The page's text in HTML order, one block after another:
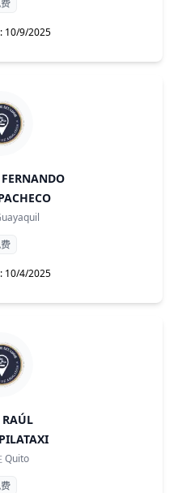
10/9/2025
10/4/2025
Quito